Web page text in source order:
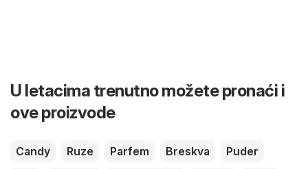
U letacima trenutno možete pronaći i
ove proizvode
Candy Ruze Parfem Breskva
Puder